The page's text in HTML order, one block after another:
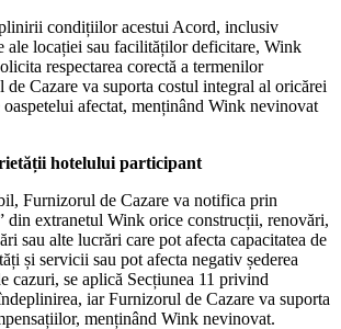
condițiilor acestui Acord, inclusiv
ale locației sau facilităților deficitare, Wink
respectarea corectă a termenilor
Cazare va suporta costul integral al oricărei
afectat, menținând Wink nevinovat
hotelului participant
Furnizorul de Cazare va notifica prin
din extranetul Wink orice construcții, renovări,
sau alte lucrări care pot afecta capacitatea de
și servicii sau pot afecta negativ șederea
cazuri, se aplică Secțiunea 11 privind
iar Furnizorul de Cazare va suporta
menținând Wink nevinovat.